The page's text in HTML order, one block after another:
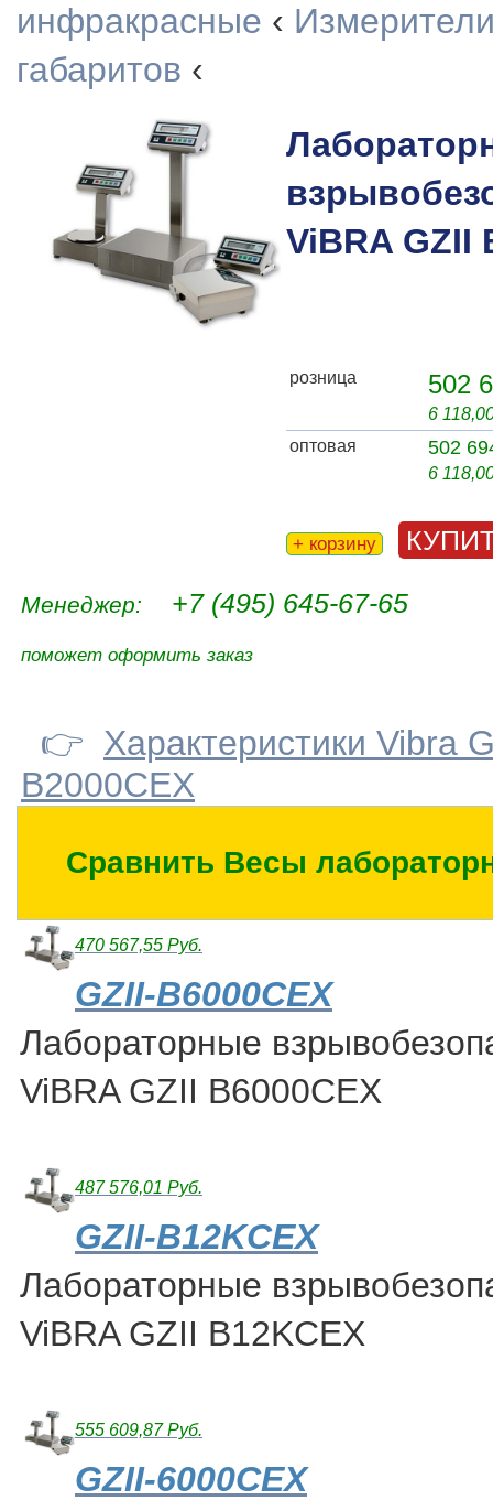
инфракрасные ‹
габаритов ‹
ViBRA GZII
розница 502
6
оптовая
502
6
+ корзину
Менеджер: +7 (495) 645-67-65
поможет оформить заказ
👉 Характеристики Vibra
B2000CEX
Сравнить Весы
470 567,55 Руб.
GZII-B6000CEX
Лабораторные
ViBRA GZII B6000CEX
487 576,01 Руб.
GZII-B12KCEX
Лабораторные
ViBRA GZII B12KCEX
555 609,87 Руб.
GZII-6000CEX